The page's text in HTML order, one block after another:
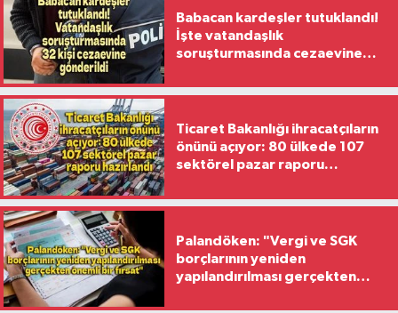
Babacan kardeşler tutuklandı!
İşte vatandaşlık
soruşturmasında cezaevine
Ticaret Bakanlığı ihracatçıların
önünü açıyor: 80 ülkede 107
sektörel pazar raporu
Palandöken: "Vergi ve SGK
borçlarının yeniden
yapılandırılması gerçekten